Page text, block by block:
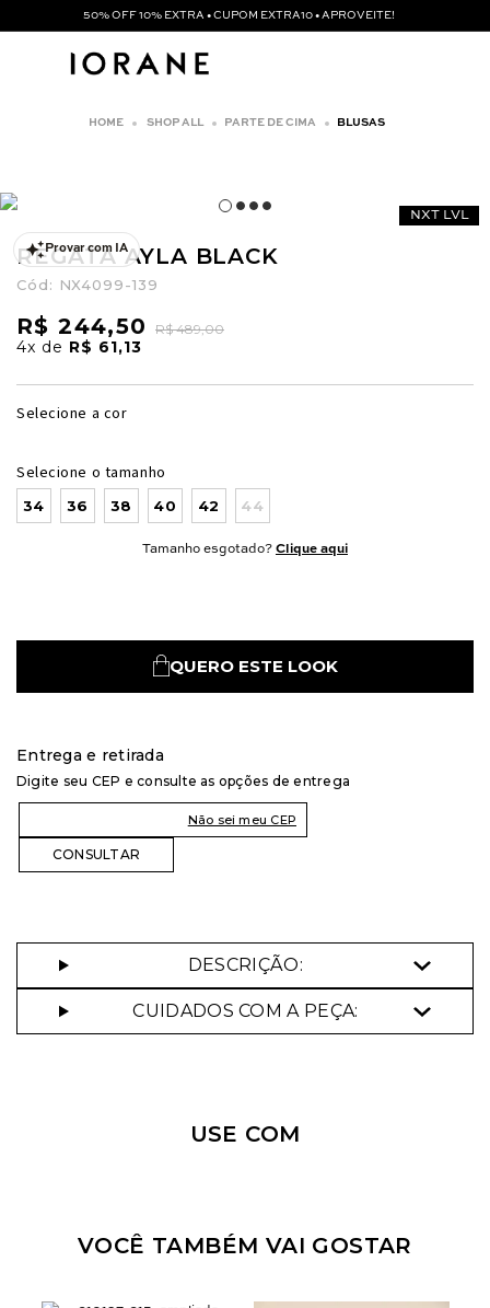
50% OFF 10% EXTRA • CUPOM EXTRA10 • APROVEITE!
SHOP ALL PARTE DE CIMA BLUSAS
Provar com IA
NXT LVL
REGATA AYLA BLACK
Cód: NX4099-139
R$ 244,50 R$ 489,00
4x de R$ 61,13
Selecione a cor
Selecione o tamanho
34 36 38 40 42 44
Tamanho esgotado? Clique aqui
QUERO ESTE LOOK
Entrega e retirada
Digite seu CEP e consulte as opções de entrega
Não sei meu CEP
DESCRIÇÃO:
CUIDADOS COM A PEÇA:
USE COM
VOCÊ TAMBÉM VAI GOSTAR